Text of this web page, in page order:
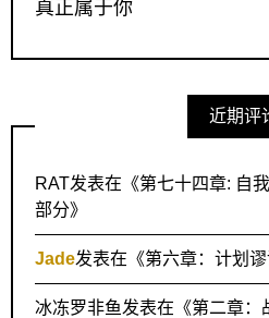
真正属于你
近期评
RAT发表在《第七十四章: 自
部分》
Jade发表在《第六章：计划
冰冻罗非鱼发表在《第二章：